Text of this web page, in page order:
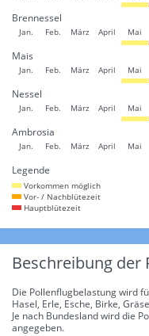
Brennessel
Jan. Feb. März April Mai
Mais
Jan. Feb. März April Mai
Nessel
Jan. Feb. März April Mai
Ambrosia
Jan. Feb. März April Mai
Legende
Vorkommen möglich
Vor- / Nachblütezeit
Hauptblütezeit
Beschreibung der
Die Pollenflugbelastung wird
Hasel, Erle, Esche, Birke,
Je nach Bundesland wird die
angegeben.